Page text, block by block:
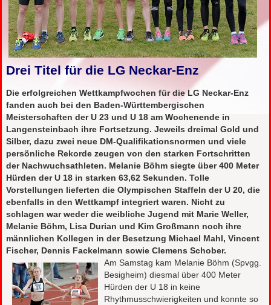
Drei Titel für die LG Neckar-Enz
Die erfolgreichen Wettkampfwochen für die LG Neckar-Enz
fanden auch bei den Baden-Württembergischen
Meisterschaften der U 23 und U 18 am Wochenende in
Langensteinbach ihre Fortsetzung. Jeweils dreimal Gold und
Silber, dazu zwei neue DM-Qualifikationsnormen und viele
persönliche Rekorde zeugen von den starken Fortschritten
der Nachwuchsathleten. Melanie Böhm siegte über 400 Meter
Hürden der U 18 in starken 63,62 Sekunden. Tolle
Vorstellungen lieferten die Olympischen Staffeln der U 20, die
ebenfalls in den Wettkampf integriert waren. Nicht zu
schlagen war weder die weibliche Jugend mit Marie Weller,
Melanie Böhm, Lisa Durian und Kim Großmann noch ihre
männlichen Kollegen in der Besetzung Michael Mahl, Vincent
Fischer, Dennis Fackelmann sowie Clemens Schober.
Am Samstag kam Melanie Böhm (Spvgg.
Besigheim) diesmal über 400 Meter
Hürden der U 18 in keine
Rhythmusschwierigkeiten und konnte so